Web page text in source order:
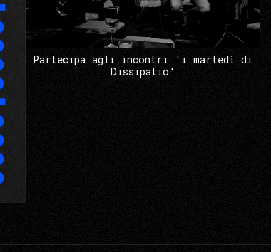
Partecipa agli incontri 'i martedì di
Dissipatio'